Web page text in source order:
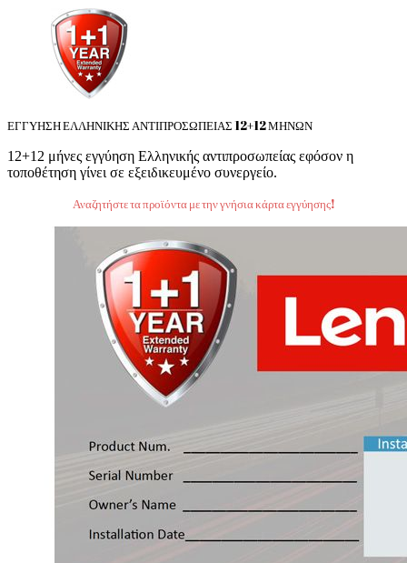
ΕΓΓΥΗΣΗ ΕΛΛΗΝΙΚΗΣ ΑΝΤΙΠΡΟΣΩΠΕΙΑΣ 12+12 ΜΗΝΩΝ
12+12 μήνες εγγύηση Ελληνικής αντιπροσωπείας εφόσον η
τοποθέτηση γίνει σε εξειδικευμένο συνεργείο.
Αναζητήστε τα προϊόντα με την γνήσια κάρτα εγγύησης!